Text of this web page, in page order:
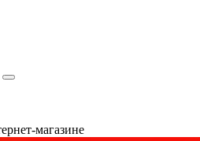
магазине